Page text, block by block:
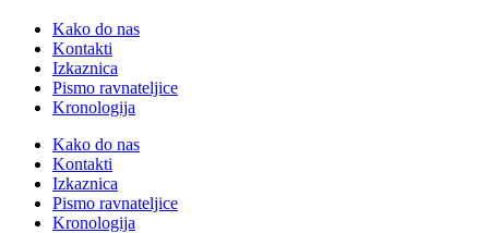
Kako do nas
Kontakti
Izkaznica
Pismo ravnateljice
Kronologija
Kako do nas
Kontakti
Izkaznica
Pismo ravnateljice
Kronologija